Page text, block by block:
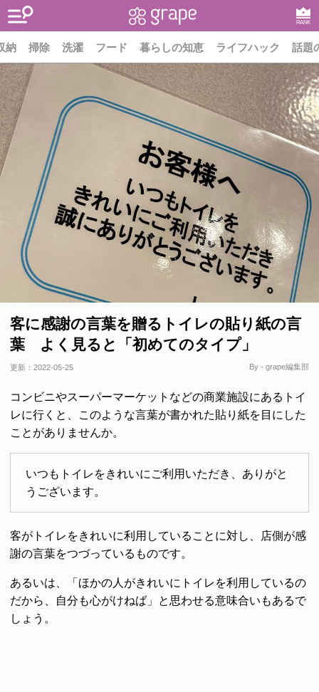
RANK
納 掃除 洗濯 フード 暮らしの知恵 ライフハック 話題
客に感謝の言葉を贈るトイレの貼り紙の言
葉 よく見ると「初めてのタイプ」
更新： 2022-05-25 By - grape編集部
コンビニやスーパーマーケットなどの商業施設にあるトイ
レに行くと、このような言葉が書かれた貼り紙を目にした
ことがありませんか。
いつもトイレをきれいにご利用いただき、ありがと
うございます。
客がトイレをきれいに利用していることに対し、店側が感
謝の言葉をつづっているものです。
あるいは、「ほかの人がきれいにトイレを利用しているの
だから、自分も心がけねば」と思わせる意味合いもあるで
しょう。